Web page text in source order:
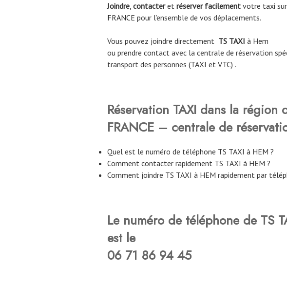
Joindre, contacteret réserver facilement votre taxi sur
FRANCE pour l’ensemble de vos déplacements.
Vous pouvez joindre directement TS TAXI à Hem
ou prendre contact avec la centrale de réservation
transport des personnes (TAXI et VTC) .
Réservation TAXI dans la région
FRANCE – centrale de
Quel est le numéro de téléphone TS TAXI à HEM ?
Comment contacter rapidement TS TAXI à HEM ?
Comment joindre TS TAXI à HEM rapidement par
Le numéro de téléphone de TS
est le
06 71 86 94 45